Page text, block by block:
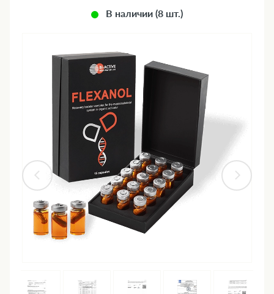
В наличии (8 шт.)